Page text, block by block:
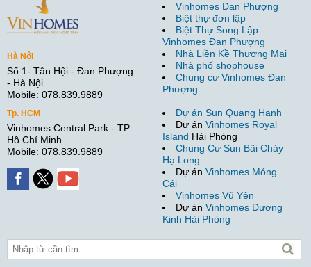
Hà Nội
Số 1- Tân Hội - Đan Phượng
- Hà Nội
Mobile: 078.839.9889
Tp. HCM
Vinhomes Central Park - TP.
Hồ Chí Minh
Mobile: 078.839.9889
Vinhomes Đan Phượng
Biệt thự đơn lập
Biệt Thự Song Lập
Vinhomes Đan Phượng
Nhà Liền Kề Thương Mại
Nhà phố shophouse
Chung cư Vinhomes Đan
Phượng
Dự án Sun Quang Hanh
Dự án Vinhomes Royal
Island Hải Phòng
Chung Cư Sun Bãi Cháy
Hạ Long
Dự án Vinhomes Móng
Cái
Vinhomes Vũ Yên
Dự án Vinhomes Dương
Kinh Hải Phòng